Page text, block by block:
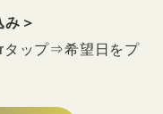
＞
タップ⇒希望日をプ